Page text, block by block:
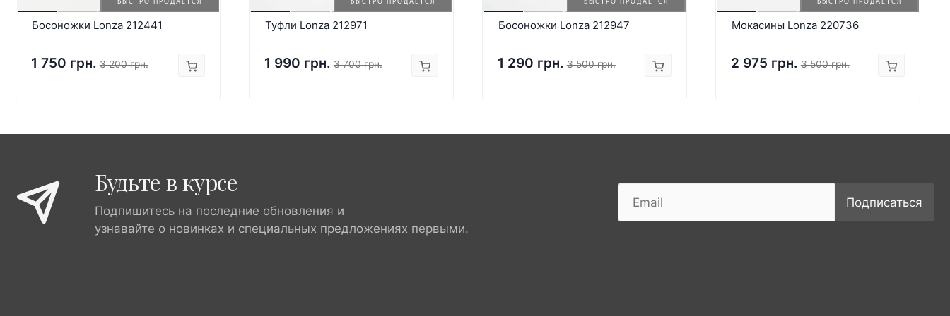
БЫСТРО ПРОДАЕТСЯ
Босоножки Lonza 212441
1 750 грн. 3 200 грн.
БЫСТРО ПРОДАЕТСЯ
Туфли Lonza 212971
1 990 грн. 3 700 грн.
БЫСТРО ПРОДАЕТСЯ
Босоножки Lonza 212947
1 290 грн. 3 500 грн.
БЫСТРО ПРОДАЕТСЯ
Мокасины Lonza 220736
2 975 грн. 3 500 грн.
Будьте в курсе
Подпишитесь на последние обновления и
узнавайте о новинках и специальных предложениях первыми.
Подписаться